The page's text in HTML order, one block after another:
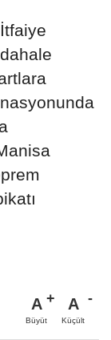
A
Büyüt
A
Küçült